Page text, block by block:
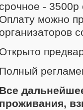
срочное -
Оплату можно
организаторов
Открыто
Полный
Все
проживания,